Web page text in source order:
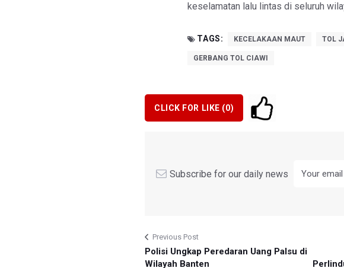
keselamatan lalu lintas di seluruh
TAGS: KECELAKAAN MAUT TOL
GERBANG TOL CIAWI
CLICK FOR LIKE (0)
Subscribe for our daily news
Previous Post
Polisi Ungkap Peredaran Uang Palsu di
Wilayah Banten